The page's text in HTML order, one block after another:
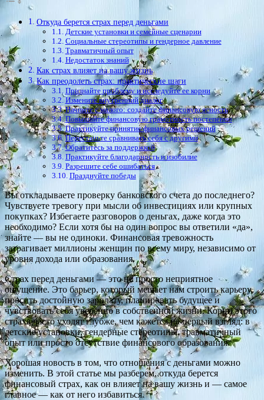
Откуда берется страх перед деньгами
Детские установки и семейные сценарии
Социальные стереотипы и гендерное давление
Травматичный опыт
Недостаток знаний
Как страх влияет на вашу жизнь
Как преодолеть страх: практические шаги
Признайте проблему и исследуйте ее корни
Измените внутренний диалог
Начните с малого: создайте финансовую ясность
Повышайте финансовую грамотность постепенно
Практикуйте принятие финансовых решений
Перестаньте сравнивать себя с другими
Обратитесь за поддержкой
Практикуйте благодарность и изобилие
Разрешите себе ошибаться
Празднуйте победы
Вы откладываете проверку банковского счета до последнего?
Чувствуете тревогу при мысли об инвестициях или крупных
покупках? Избегаете разговоров о деньгах, даже когда это
необходимо? Если хотя бы на один вопрос вы ответили «да»,
знайте — вы не одиноки. Финансовая тревожность
затрагивает миллионы женщин по всему миру, независимо от
уровня дохода или образования.
Страх перед деньгами — это не просто неприятное
ощущение. Это барьер, который мешает нам строить карьеру,
просить достойную зарплату, планировать будущее и
чувствовать себя уверенно в собственной жизни. Корни этого
страха часто уходят глубже, чем кажется на первый взгляд: в
детские установки, гендерные стереотипы, травматичный
опыт или просто отсутствие финансового образования.
Хорошая новость в том, что отношения с деньгами можно
изменить. В этой статье мы разберем, откуда берется
финансовый страх, как он влияет на вашу жизнь и — самое
главное — как от него избавиться.